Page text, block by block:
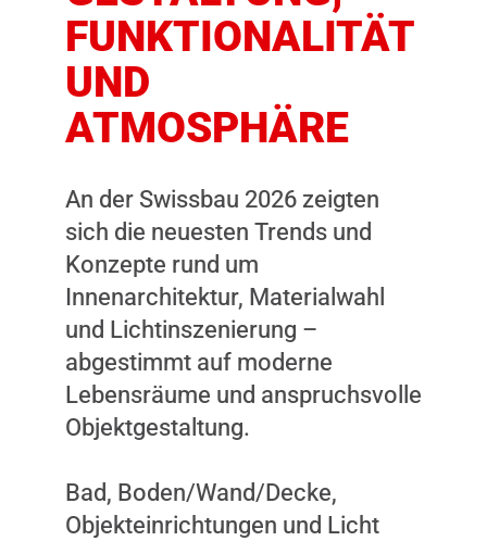
FUNKTIONALITÄT
UND
ATMOSPHÄRE
An der Swissbau 2026 zeigten
sich die neuesten Trends und
Konzepte rund um
Innenarchitektur, Materialwahl
und Lichtinszenierung –
abgestimmt auf moderne
Lebensräume und anspruchsvolle
Objektgestaltung.
Bad, Boden/Wand/Decke,
Objekteinrichtungen und Licht